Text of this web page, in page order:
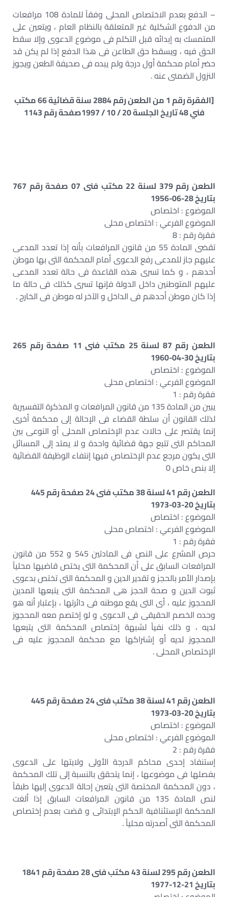
– الدفع بعدم الاختصاص المحلى وفقاً للمادة 108 مرافعات
من الدفوع الشكلية غير المتعلقة بالنظام العام ، ويتعين على
المتمسك به إبدائه قبل التكلم فى موضوع الدعوى وإلا سقط
الحق فيه ، ويسقط حق الطاعن فى هذا الدفع إذا لم يكن قد
حضر أمام محكمة أول درجة ولم يبده فى صحيفة الطعن ويجوز
النزول الضمنى عنه .
[الفقرة رقم 1 من الطعن رقم 2884 سنة قضائية 66 مكتب
فني 48 تاريخ الجلسة 20 / 10 / 1997صفحة رقم 1143
الطعن رقم 379 لسنة 22 مكتب فنى 07 صفحة رقم 767
بتاريخ 28-06-1956
الموضوع : اختصاص
الموضوع الفرعي : اختصاص محلى
فقرة رقم : 8
تقضى المادة 55 من قانون المرافعات بأنه إذا تعدد المدعى
عليهم جاز للمدعى رفع الدعوى أمام المحكمة التى بها موطن
أحدهم ، و كما تسرى هذه القاعدة فى حالة تعدد المدعى
عليهم المتوطنين داخل الدولة فإنها تسرى كذلك فى حالة ما
إذا كان موطن أحدهم فى الداخل و الآخر له موطن فى الخارج .
الطعن رقم 87 لسنة 25 مكتب فنى 11 صفحة رقم 265
بتاريخ 30-04-1960
الموضوع : اختصاص
الموضوع الفرعي : اختصاص محلى
فقرة رقم : 1
يبين من المادة 135 من قانون المرافعات و المذكرة التفسيرية
لذلك القانون أن سلطة القضاء فى الإحالة إلى محكمة أخرى
إنما يقتصر على حالات عدم الإختصاص المحلى أو النوعى بين
المحاكم التى تتبع جهة قضائية واحدة و لا يمتد إلى المسائل
التى يكون مرجع عدم الإختصاص فيها إنتفاء الوظيفة القضائية
إلا بنص خاص 0
الطعن رقم 41 لسنة 38 مكتب فنى 24 صفحة رقم 445
بتاريخ 20-03-1973
الموضوع : اختصاص
الموضوع الفرعي : اختصاص محلى
فقرة رقم : 1
حرص المشرع على النص فى المادتين 545 و 552 من قانون
المرافعات السابق على أن المحكمة التى يختص قاضيها محلياً
بإصدار الأمر بالحجز و تقدير الدين و المحكمة التى تختص بدعوى
ثبوت الدين و صحة الحجز هى المحكمة التى يتبعها المدين
المحجوز عليه ، أى التى يقع موطنه فى دائرتها ، بإعتبار أنه هو
وحده الخصم الحقيقى فى الدعوى و لو إختصم معه المحجوز
لديه ، و ذلك نفياً لشبهة إختصاص المحكمة التى يتبعها
المحجوز لديه أو إشتراكها مع محكمة المحجوز عليه فى
الإختصاص المحلى .
الطعن رقم 41 لسنة 38 مكتب فنى 24 صفحة رقم 445
بتاريخ 20-03-1973
الموضوع : اختصاص
الموضوع الفرعي : اختصاص محلى
فقرة رقم : 2
إستنفاد إحدى محاكم الدرجة الأولى ولايتها على الدعوى
بفصلها فى موضوعها ، إنما يتحقق بالنسبة إلى تلك المحكمة
، دون المحكمة المختصة التى يتعين إحالة الدعوى إليها طبقاً
لنص المادة 135 من قانون المرافعات السابق إذا ألغت
المحكمة الإستئنافية الحكم الإبتدائى و قضت بعدم إختصاص
المحكمة التى أصدرته محلياً .
الطعن رقم 295 لسنة 43 مكتب فنى 28 صفحة رقم 1841
بتاريخ 21-12-1977